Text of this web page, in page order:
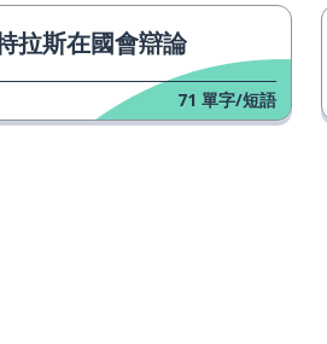
拉斯在國會辯論
71 單字/短語